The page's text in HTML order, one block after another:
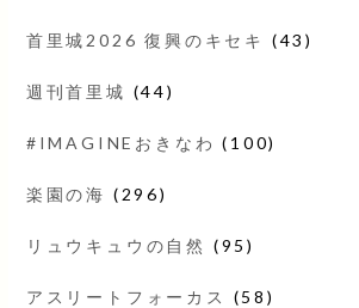
首里城2026 復興のキセキ (43)
週刊首里城 (44)
#IMAGINEおきなわ (100)
楽園の海 (296)
リュウキュウの自然 (95)
アスリートフォーカス (58)